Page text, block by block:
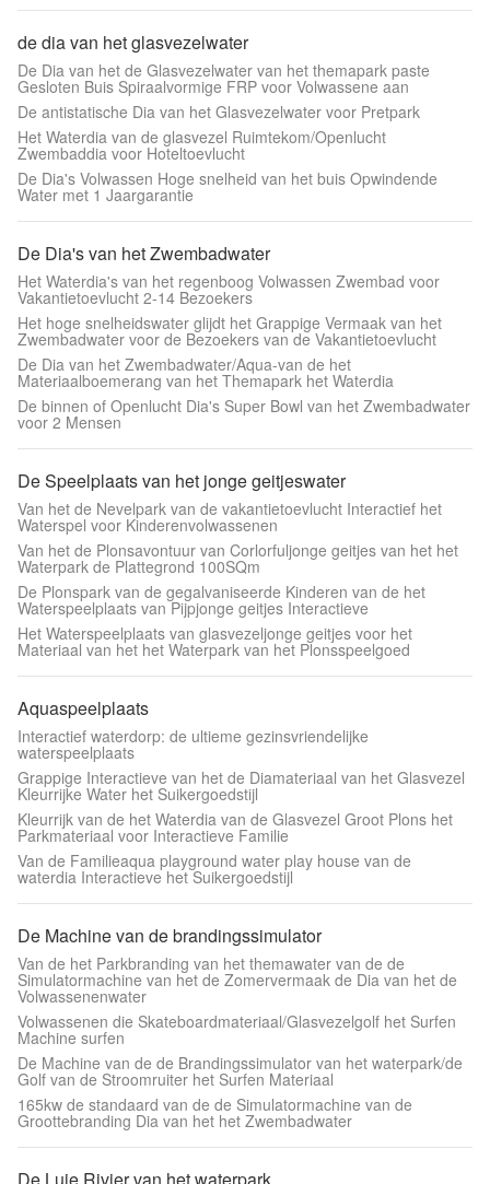
de dia van het glasvezelwater
De Dia van het de Glasvezelwater van het themapark paste
Gesloten Buis Spiraalvormige FRP voor Volwassene aan
De antistatische Dia van het Glasvezelwater voor Pretpark
Het Waterdia van de glasvezel Ruimtekom/Openlucht
Zwembaddia voor Hoteltoevlucht
De Dia's Volwassen Hoge snelheid van het buis Opwindende
Water met 1 Jaargarantie
De Dia's van het Zwembadwater
Het Waterdia's van het regenboog Volwassen Zwembad voor
Vakantietoevlucht 2-14 Bezoekers
Het hoge snelheidswater glijdt het Grappige Vermaak van het
Zwembadwater voor de Bezoekers van de Vakantietoevlucht
De Dia van het Zwembadwater/Aqua-van de het
Materiaalboemerang van het Themapark het Waterdia
De binnen of Openlucht Dia's Super Bowl van het Zwembadwater
voor 2 Mensen
De Speelplaats van het jonge geitjeswater
Van het de Nevelpark van de vakantietoevlucht Interactief het
Waterspel voor Kinderenvolwassenen
Van het de Plonsavontuur van Corlorfuljonge geitjes van het het
Waterpark de Plattegrond 100SQm
De Plonspark van de gegalvaniseerde Kinderen van de het
Waterspeelplaats van Pijpjonge geitjes Interactieve
Het Waterspeelplaats van glasvezeljonge geitjes voor het
Materiaal van het het Waterpark van het Plonsspeelgoed
Aquaspeelplaats
Interactief waterdorp: de ultieme gezinsvriendelijke
waterspeelplaats
Grappige Interactieve van het de Diamateriaal van het Glasvezel
Kleurrijke Water het Suikergoedstijl
Kleurrijk van de het Waterdia van de Glasvezel Groot Plons het
Parkmateriaal voor Interactieve Familie
Van de Familieaqua playground water play house van de
waterdia Interactieve het Suikergoedstijl
De Machine van de brandingssimulator
Van de het Parkbranding van het themawater van de de
Simulatormachine van het de Zomervermaak de Dia van het de
Volwassenenwater
Volwassenen die Skateboardmateriaal/Glasvezelgolf het Surfen
Machine surfen
De Machine van de de Brandingssimulator van het waterpark/de
Golf van de Stroomruiter het Surfen Materiaal
165kw de standaard van de de Simulatormachine van de
Groottebranding Dia van het het Zwembadwater